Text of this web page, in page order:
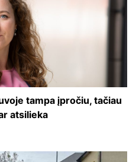
tampa įpročiu, tačiau
atsilieka